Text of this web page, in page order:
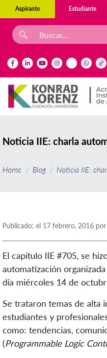
Aspirante Estudiante
Noticia IIE: charla
Home Blog Noticia IIE:
Publicado: el 17 febrero, 2016
El capítulo IIE #705, se
automatización
día miércoles 14 de
Se trataron temas de alta
estudiantes y
como: tendencias,
(Programmable Logic